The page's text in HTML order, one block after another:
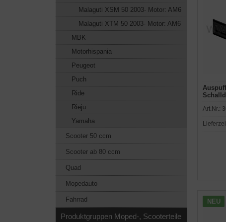
Art.Nr.:
NEU
Malaguti XSM 50 2003- Motor: AM6
Malaguti XTM 50 2003- Motor: AM6
MBK
Motorhispania
Peugeot
Puch
Ride
Rieju
Yamaha
Scooter 50 ccm
Scooter ab 80 ccm
Quad
Mopedauto
Fahrrad
Produktgruppen Moped-, Scooterteile